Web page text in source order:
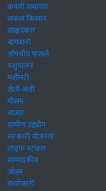
कंपनी समाचार
सफल किसान
साक्षात्कार
बागवानी
औषधीय फसलें
पशुपालन
मशीनरी
खेती-बाड़ी
मौसम
बाजार
ग्रामीण उद्द्योग
सरकारी योजनाएं
लाइफ स्टाइल
सम्पादकीय
जॉब्स
डायरेक्टरी